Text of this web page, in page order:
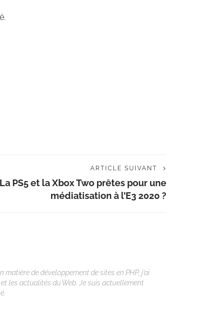
ARTICLE SUIVANT
La PS5 et la Xbox Two prêtes pour une
médiatisation à l’E3 2020 ?
matière de développement de sites en PHP, j’ai
les actualités du Web. Je suis actuellement